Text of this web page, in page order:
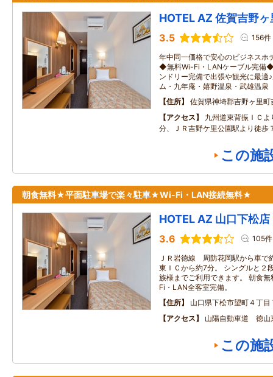
HOTEL AZ 佐賀吉野ヶ
3.5 156件
年中同一価格で安心のビジネス
◆無料Wi-Fi・LANケーブル完備
ンドリー完備で出張や観光に最適
ム・九年庵・嬉野温泉・武雄温泉
住所
佐賀県神埼郡吉野ヶ里
アクセス
九州道東背振ＩＣ
分、ＪＲ吉野ケ里公園駅より徒歩
この施
朝食無料★平面駐車場で楽々駐車★Wi-Fi・LAN接続無料★
HOTEL AZ 山口下松店
3.6 105件
ＪＲ岩徳線 周防花岡駅から車
東ＩＣから約7分。 シングルと２
族様までご利用できます。 朝食
Fi・LAN全客室完備。
住所
山口県下松市望町４丁目
アクセス
山陽自動車道 徳山
この施